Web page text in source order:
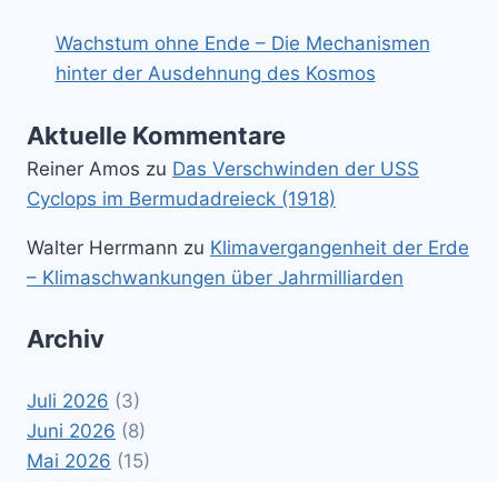
Wachstum ohne Ende – Die Mechanismen
hinter der Ausdehnung des Kosmos
Aktuelle Kommentare
Reiner Amos zu Das Verschwinden der USS
Cyclops im Bermudadreieck (1918)
Walter Herrmann zu Klimavergangenheit der Erde
– Klimaschwankungen über Jahrmilliarden
Archiv
Juli 2026 (3)
Juni 2026 (8)
Mai 2026 (15)